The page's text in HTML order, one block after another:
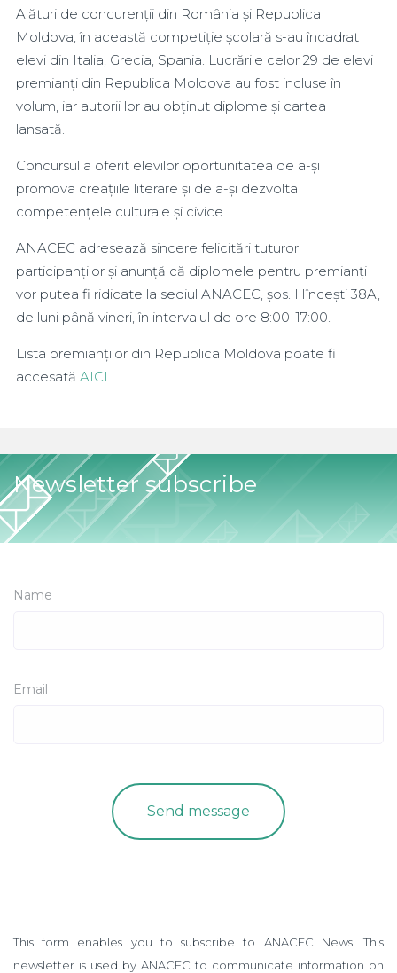
Alături de concurenții din România și Republica
Moldova, în această competiție școlară s-au încadrat
elevi din Italia, Grecia, Spania. Lucrările celor 29 de elevi
premianți din Republica Moldova au fost incluse în
volum, iar autorii lor au obținut diplome și cartea
lansată.
Concursul a oferit elevilor oportunitatea de a-și
promova creațiile literare și de a-și dezvolta
competențele culturale și civice.
ANACEC adresează sincere felicitări tuturor
participanților și anunță că diplomele pentru premianți
vor putea fi ridicate la sediul ANACEC, șos. Hîncești 38A,
de luni până vineri, în intervalul de ore 8:00-17:00.
Lista premianților din Republica Moldova poate fi
accesată AICI.
Newsletter subscribe
Name
Email
This form enables you to subscribe to ANACEC News. This
newsletter is used by ANACEC to communicate information on